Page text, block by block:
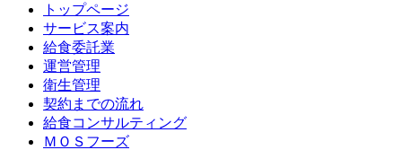
トップページ
サービス案内
給食委託業
運営管理
衛生管理
契約までの流れ
給食コンサルティング
ＭＯＳフーズ